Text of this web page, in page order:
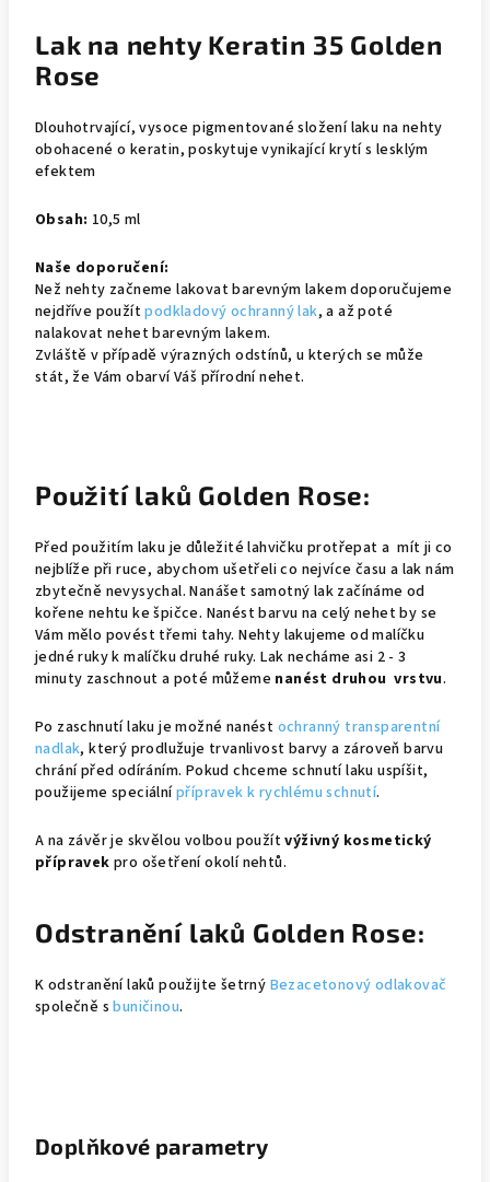
Lak na nehty Keratin 35 Golden
Rose
Dlouhotrvající, vysoce pigmentované složení laku na nehty
obohacené o keratin, poskytuje vynikající krytí s lesklým
efektem
Obsah: 10,5 ml
Naše doporučení:
Než nehty začneme lakovat barevným lakem doporučujeme
nejdříve použítpodkladový ochranný lak, a až poté
nalakovat nehet barevným lakem.
Zvláště v případě výrazných odstínů, u kterých se může
stát, že Vám obarví Váš přírodní nehet.
Použití laků Golden Rose:
Před použitím laku je důležité lahvičku protřepat a mít ji co
nejblíže při ruce, abychom ušetřeli co nejvíce času a lak nám
zbytečně nevysychal. Nanášet samotný lak začínáme od
kořene nehtu ke špičce. Nanést barvu na celý nehet by se
Vám mělo povést třemi tahy. Nehty lakujeme od malíčku
jedné ruky k malíčku druhé ruky. Lak necháme asi 2 - 3
minuty zaschnout a poté můžeme nanést druhou vrstvu.
Po zaschnutí laku je možné nanést ochranný transparentní
nadlak, který prodlužuje trvanlivost barvy a zároveň barvu
chrání před odíráním. Pokud chceme schnutí laku uspíšit,
použijeme speciálnípřípravek k rychlému schnutí.
A na závěr je skvělou volbou použítvýživný kosmetický
přípravekpro ošetření okolí nehtů.
Odstranění laků Golden Rose:
K odstranění laků použijte šetrný Bezacetonový odlakovač
společně sbuničinou.
Doplňkové parametry